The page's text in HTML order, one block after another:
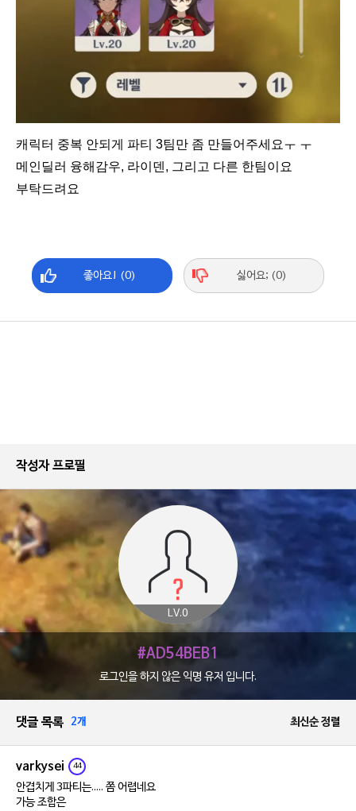
캐릭터 중복 안되게 파티 3팀만 좀 만들어주세요ㅜ ㅜ
메인딜러 융해감우, 라이덴, 그리고 다른 한팀이요
부탁드려요
좋아요! (0) 싫어요; (0)
작성자 프로필
LV.0
#AD54BEB1
로그인을 하지 않은 익명 유저 입니다.
댓글 목록 2개 최신순 정렬
varkysei 44
안겹치게 3파티는..... 쫌 어렵네요
가능 조합은